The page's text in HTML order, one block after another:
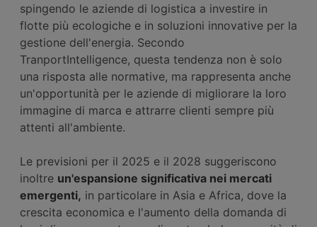
spingendo le aziende di logistica a investire in
flotte più ecologiche e in soluzioni innovative per la
gestione dell'energia. Secondo
TranportIntelligence, questa tendenza non è solo
una risposta alle normative, ma rappresenta anche
un'opportunità per le aziende di migliorare la loro
immagine di marca e attrarre clienti sempre più
attenti all'ambiente.
Le previsioni per il 2025 e il 2028 suggeriscono
inoltre un'espansione significativa nei mercati
emergenti, in particolare in Asia e Africa, dove la
crescita economica e l'aumento della domanda di